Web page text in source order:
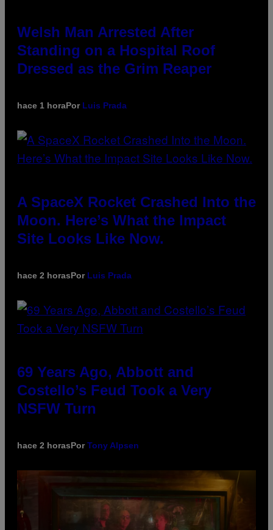
Welsh Man Arrested After
Standing on a Hospital Roof
Dressed as the Grim Reaper
hace 1 horaPor Luis Prada
A SpaceX Rocket Crashed Into the
Moon. Here’s What the Impact
Site Looks Like Now.
hace 2 horasPor Luis Prada
69 Years Ago, Abbott and
Costello’s Feud Took a Very
NSFW Turn
hace 2 horasPorTony Alpsen